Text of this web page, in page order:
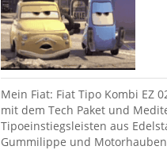
Mein Fiat: Fiat Tipo Kombi EZ
mit dem Tech Paket und
Tipoeinstiegsleisten aus
Gummilippe und